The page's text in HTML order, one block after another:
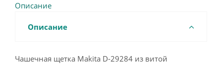
Описание
Описание
Чашечная щетка Makita D-29284 из витой